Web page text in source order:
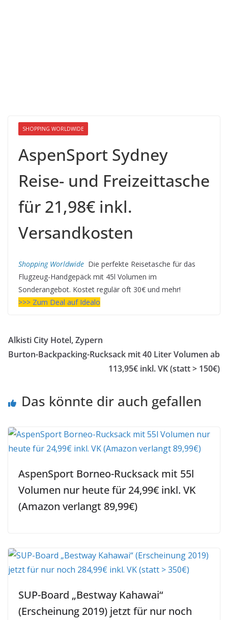
SHOPPING WORLDWIDE
AspenSport Sydney
Reise- und Freizeittasche
für 21,98€ inkl.
Versandkosten
Shopping Worldwide Die perfekte Reisetasche für das
Flugzeug-Handgepäck mit 45l Volumen im
Sonderangebot. Kostet regulär oft 30€ und mehr!
>>> Zum Deal auf Idealo
Alkisti City Hotel, Zypern
Burton-Backpacking-Rucksack mit 40 Liter Volumen ab
113,95€ inkl. VK (statt > 150€)
Das könnte dir auch gefallen
AspenSport Borneo-Rucksack mit 55l
Volumen nur heute für 24,99€ inkl. VK
(Amazon verlangt 89,99€)
SUP-Board „Bestway Kahawai“
(Erscheinung 2019) jetzt für nur noch